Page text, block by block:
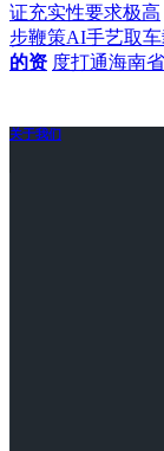
证充实性要求极高
步鞭策AI手艺取车
的资 度打通海南
关于我们